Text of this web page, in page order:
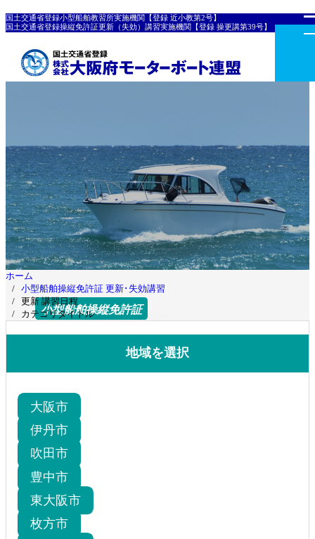
国土交通省登録小型船舶教習所実施機関【登録 近小教第2号】
国土交通省登録操縦免許証更新（失効）講習実施機関【登録 操更講第39号】
小型船舶操縦免許証
更新 講習日程
ホーム
小型船舶操縦免許証 更新･失効講習
更新 講習日程
カテゴリタイトル
地域を選択
大阪市
伊丹市
吹田市
豊中市
東大阪市
枚方市